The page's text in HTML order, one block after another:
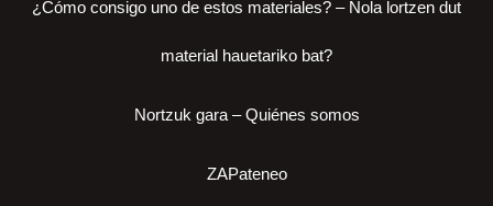
¿Cómo consigo uno de estos materiales? – Nola lortzen dut
material hauetariko bat?
Nortzuk gara – Quiénes somos
ZAPateneo